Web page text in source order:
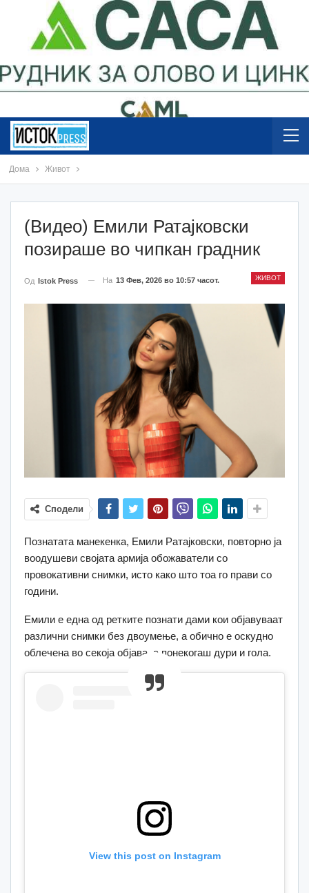
Дома Живот
(Видео) Емили Ратајковски
позираше во чипкан градник
ЖИВОТ
Од Istok Press На 13 Фев, 2026 во 10:57 часот.
Сподели
Познатата манекенка, Емили Ратајковски, повторно ја
воодушеви својата армија обожаватели со
провокативни снимки, исто како што тоа го прави со
години.
Емили е една од ретките познати дами кои објавуваат
различни снимки без двоумење, а обично е оскудно
облечена во секоја објава, а понекогаш дури и гола.
View this post on Instagram